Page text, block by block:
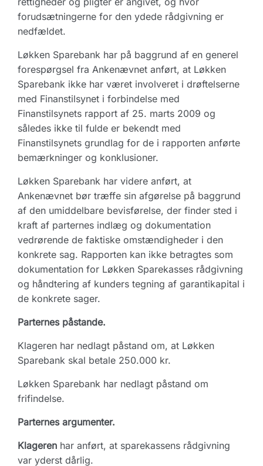
forudsætningerne for den ydede rådgivning er
nedfældet.
Løkken Sparebank har på baggrund af en generel
forespørgsel fra Ankenævnet anført, at Løkken
Sparebank ikke har været involveret i drøftelserne
med Finanstilsynet i forbindelse med
Finanstilsynets rapport af 25. marts 2009 og
således ikke til fulde er bekendt med
Finanstilsynets grundlag for de i rapporten anførte
bemærkninger og konklusioner.
Løkken Sparebank har videre anført, at
Ankenævnet bør træffe sin afgørelse på baggrund
af den umiddelbare bevisførelse, der finder sted i
kraft af parternes indlæg og dokumentation
vedrørende de faktiske omstændigheder i den
konkrete sag. Rapporten kan ikke betragtes som
dokumentation for Løkken Sparekasses rådgivning
og håndtering af kunders tegning af garantikapital i
de konkrete sager.
Parternes påstande.
Klageren har nedlagt påstand om, at Løkken
Sparebank skal betale 250.000 kr.
Løkken Sparebank har nedlagt påstand om
frifindelse.
Parternes argumenter.
Klageren har anført, at sparekassens rådgivning
var yderst dårlig.